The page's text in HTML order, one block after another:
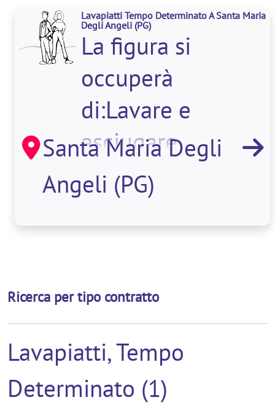
Lavapiatti Tempo Determinato A Santa Maria
Degli Angeli (PG)
La figura si
occuperà
di:Lavare e
asciugare
stoviglie, posate e
utensili da cucina.
<
Santa Maria Degli
Angeli (PG)
Ricerca per tipo contratto
Lavapiatti, Tempo
Determinato (1)